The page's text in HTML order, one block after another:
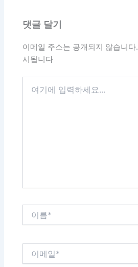
댓글 달기
이메일 주소는 공개되지 않습니다.
시됩니다